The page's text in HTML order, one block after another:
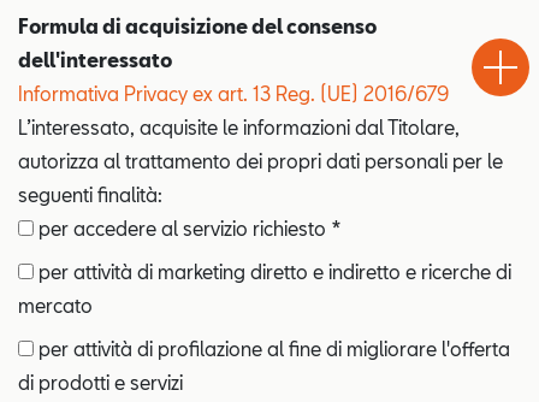
Formula di acquisizione del consenso
dell'interessato
Informativa Privacy ex art. 13 Reg. (UE) 2016/679
L’interessato, acquisite le informazioni dal Titolare,
autorizza al trattamento dei propri dati personali per le
seguenti finalità:
per accedere al servizio richiesto *
per attività di marketing diretto e indiretto e ricerche di
mercato
per attività di profilazione al fine di migliorare l'offerta
di prodotti e servizi
Drive
Chiama